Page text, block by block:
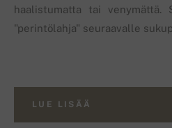
haalistumatta tai
"perintölahja" seuraavalle
LUE LISÄÄ